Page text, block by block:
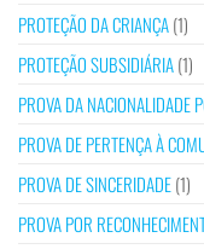
PROTEÇÃO DA CRIANÇA(1)
PROTEÇÃO SUBSIDIÁRIA(1)
PROVA DA NACIONALIDADE
PROVA DE PERTENÇA À
PROVA DE SINCERIDADE(1)
PROVA POR